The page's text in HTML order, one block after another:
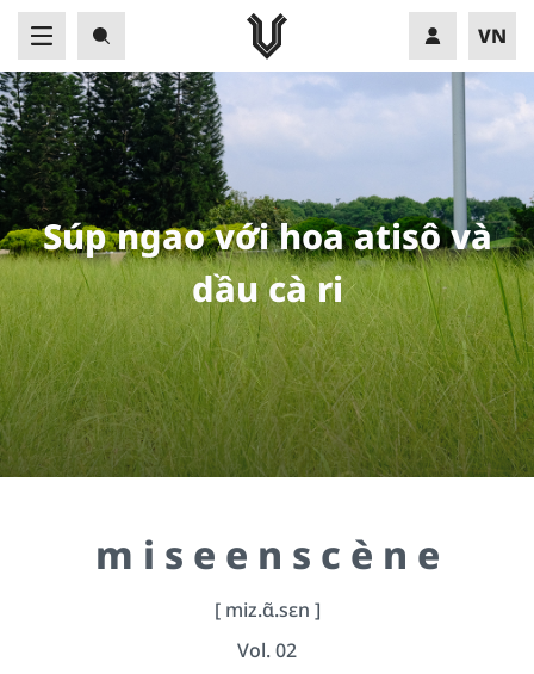
VN
Súp ngao với hoa atisô và
dầu cà ri
m i s e e n s c è n e
[ miz.ɑ̃.sɛn ]
Vol. 02